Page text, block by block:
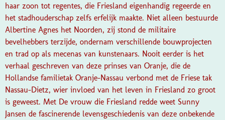
haar zoon tot regentes, die Friesland eigenhandig regeerde en
het stadhouderschap zelfs erfelijk maakte. Niet alleen bestuurde
Albertine Agnes het Noorden, zij stond de militaire
bevelhebbers terzijde, ondernam verschillende bouwprojecten
en trad op als mecenas van kunstenaars. Nooit eerder is het
verhaal geschreven van deze prinses van Oranje, die de
Hollandse familietak Oranje-Nassau verbond met de Friese tak
Nassau-Dietz, wier invloed van het leven in Friesland zo groot
is geweest. Met De vrouw die Friesland redde weet Sunny
Jansen de fascinerende levensgeschiedenis van deze onbekende